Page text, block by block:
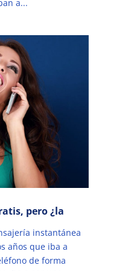
a...
pero ¿la
instantánea
años que iba a
de forma